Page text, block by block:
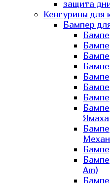
защита
Кенгурины для
Бампер
Ямаха
Am)